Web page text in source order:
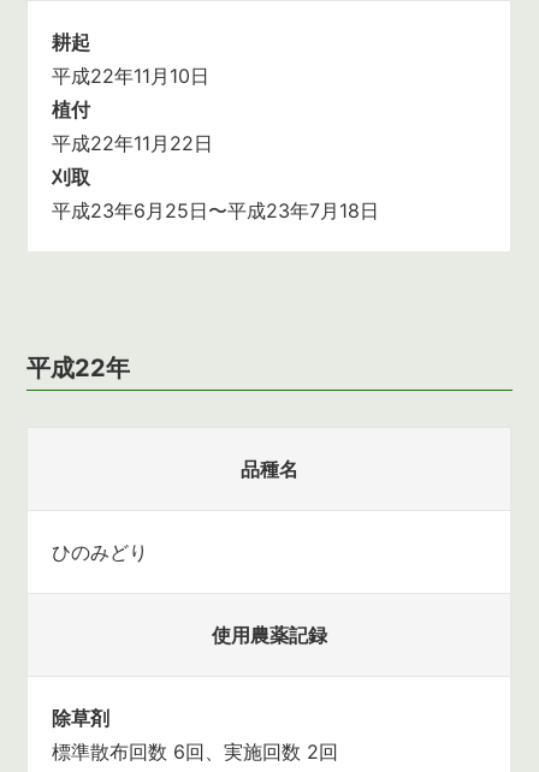
耕起
平成22年11月10日
植付
平成22年11月22日
刈取
平成23年6月25日〜平成23年7月18日
平成22年
品種名
ひのみどり
使用農薬記録
除草剤
標準散布回数 6回、実施回数 2回